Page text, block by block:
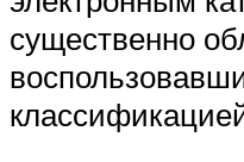
существенно